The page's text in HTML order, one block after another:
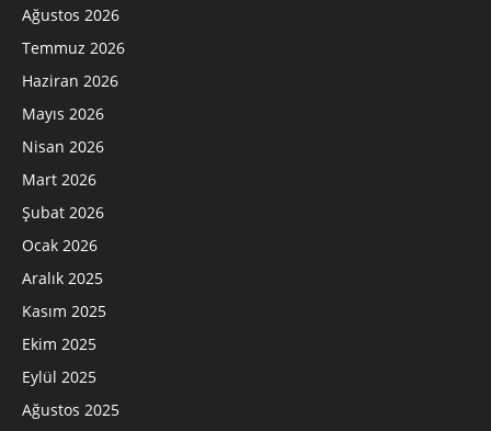
Ağustos 2026
Temmuz 2026
Haziran 2026
Mayıs 2026
Nisan 2026
Mart 2026
Şubat 2026
Ocak 2026
Aralık 2025
Kasım 2025
Ekim 2025
Eylül 2025
Ağustos 2025